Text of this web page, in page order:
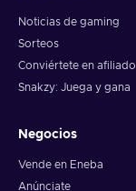
Noticias de gaming
Sorteos
Conviértete en afiliado
Snakzy: Juega y gana
Negocios
Vende en Eneba
Anúnciate